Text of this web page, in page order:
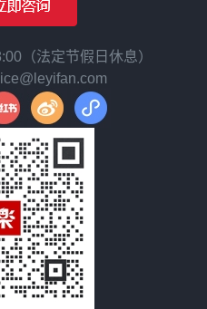
（法定节假日休息）